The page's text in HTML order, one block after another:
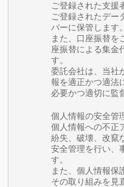
ご登録された支援
ご登録されたデー
バーに保管します。
また、口座振替を
座振替による集金
す。
委託会社は、当社
報を適正かつ適法
必要かつ適切に監
個人情報の安全管
個人情報への不正
紛失、破壊、改竄
安全管理を行い、
す。
また、個人情報保
その取り組みを見